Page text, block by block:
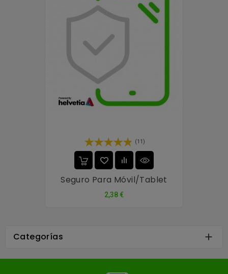
(11)
Seguro Para Móvil/tablet
2,38 €Precio
Categorías 